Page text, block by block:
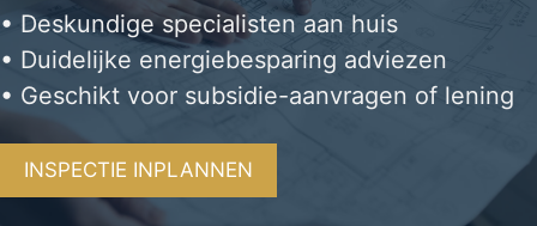
• Deskundige specialisten aan huis
• Duidelijke energiebesparing adviezen
• Geschikt voor subsidie-aanvragen of lening
INSPECTIE INPLANNEN